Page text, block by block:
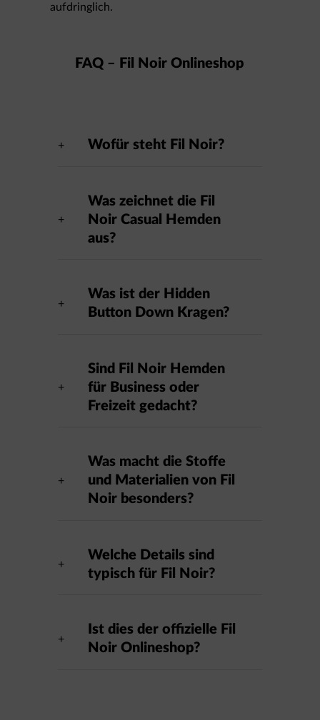
aufdringlich.
FAQ – Fil Noir Onlineshop
Wofür steht Fil Noir?
Was zeichnet die Fil
Noir Casual Hemden
aus?
Was ist der Hidden
Button Down Kragen?
Sind Fil Noir Hemden
für Business oder
Freizeit gedacht?
Was macht die Stoffe
und Materialien von Fil
Noir besonders?
Welche Details sind
typisch für Fil Noir?
Ist dies der offizielle Fil
Noir Onlineshop?